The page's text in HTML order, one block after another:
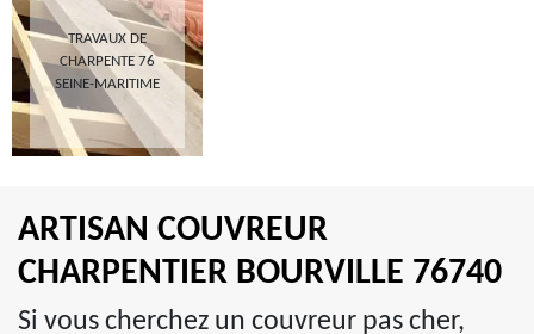
TRAVAUX DE
CHARPENTE 76
SEINE-MARITIME
ARTISAN COUVREUR
CHARPENTIER BOURVILLE 76740
Si vous cherchez un couvreur pas cher,